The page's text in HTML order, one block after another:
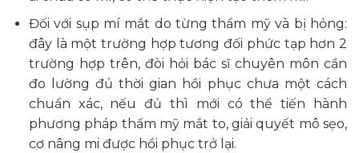
Đối với sụp mí mắt do từng thẩm mỹ và bị hỏng:
đây là một trường hợp tương đối phức tạp hơn 2
trường hợp trên, đòi hỏi bác sĩ chuyên môn cần
đo lường đủ thời gian hồi phục chưa một cách
chuẩn xác, nếu đủ thì mới có thể tiến hành
phương pháp thẩm mỹ mắt to, giải quyết mô sẹo,
cơ nâng mi được hồi phục trở lại.